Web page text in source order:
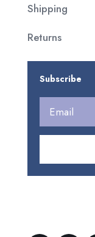
Shipping
Returns
Subscribe